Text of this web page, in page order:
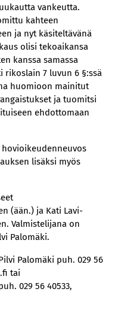
vankeutta.
kahteen
ja nyt käsiteltävänä
olisi tekoaikansa
kanssa samassa
7 luvun 6 §:ssä
huomioon mainitut
ja tuomitsi
ehdottomaan
hovioikeudenneuvos
lisäksi myös
(ään.) ja Kati Lavi-
Valmistelijana on
Palomäki.
Palomäki puh. 029 56
tai
029 56 40533,